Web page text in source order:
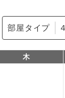
部屋タイプ
木